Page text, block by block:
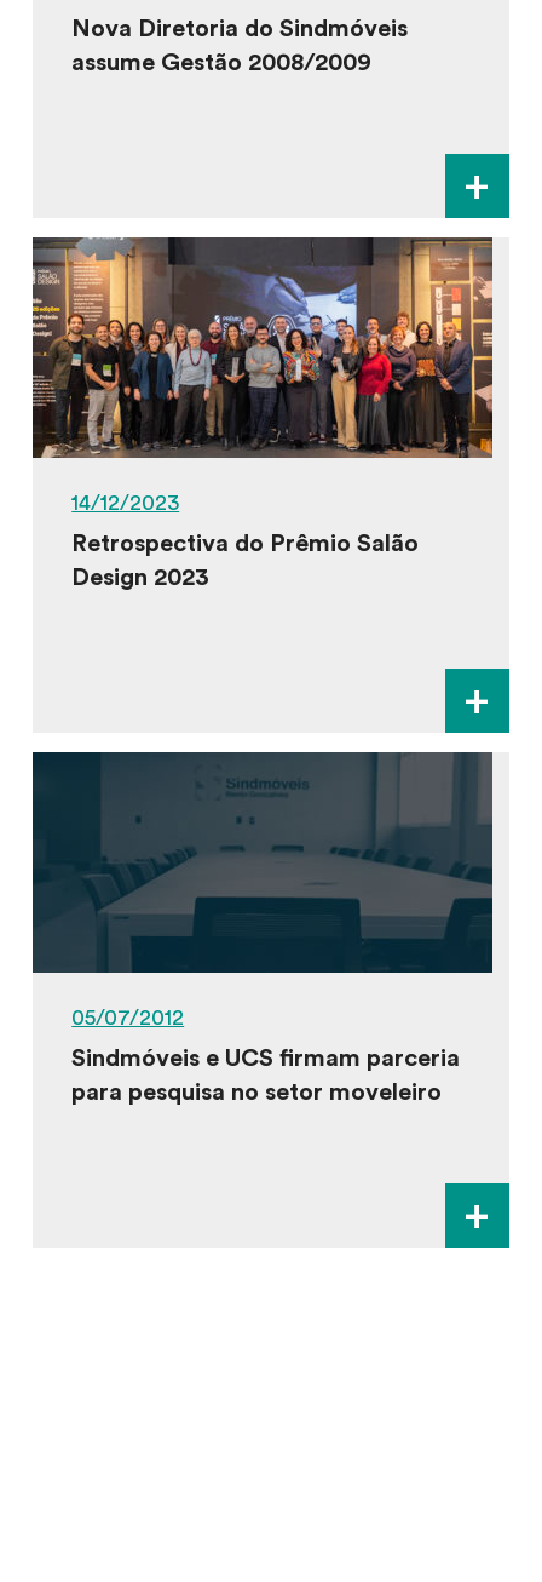
Nova Diretoria do Sindmóveis
assume Gestão 2008/2009
+
14/12/2023
Retrospectiva do Prêmio Salão
Design 2023
+
05/07/2012
Sindmóveis e UCS firmam parceria
para pesquisa no setor moveleiro
+